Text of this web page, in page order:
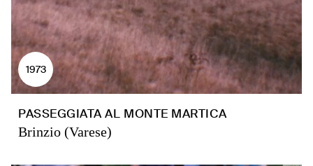
1973
PASSEGGIATA AL MONTE MARTICA
Brinzio (Varese)